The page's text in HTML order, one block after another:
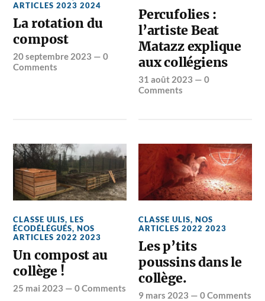
ARTICLES 2023 2024
La rotation du
compost
20 septembre 2023 —0
Comments
Percufolies :
l’artiste Beat
Matazz explique
aux collégiens
31 août 2023 —0
Comments
CLASSE ULIS,LES
ÉCODÉLÉGUÉS,NOS
ARTICLES 2022 2023
Un compost au
collège !
25 mai 2023 —0 Comments
CLASSE ULIS,NOS
ARTICLES 2022 2023
Les p’tits
poussins dans le
collège.
9 mars 2023 —0 Comments